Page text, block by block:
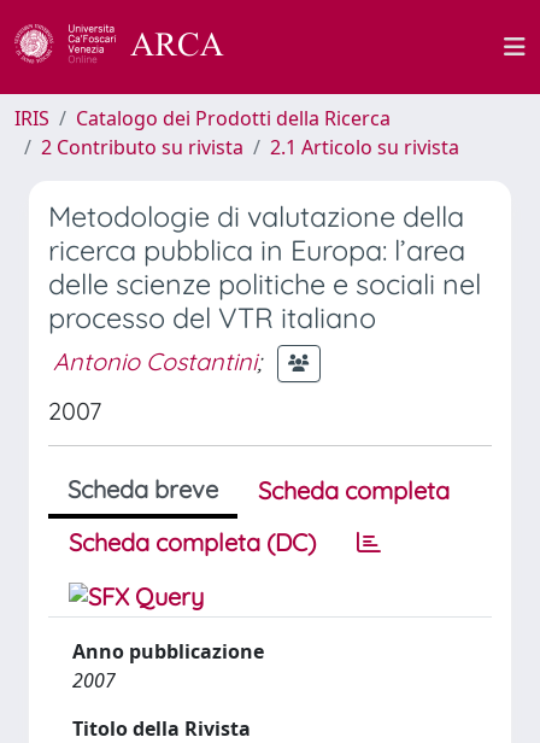
IRIS
Catalogo dei Prodotti della Ricerca
2 Contributo su rivista
2.1 Articolo su rivista
Metodologie di valutazione della
ricerca pubblica in Europa: l’area
delle scienze politiche e sociali nel
processo del VTR italiano
Antonio Costantini;
2007
Scheda breve
Scheda completa
Scheda completa (DC)
Anno pubblicazione
2007
Titolo della Rivista